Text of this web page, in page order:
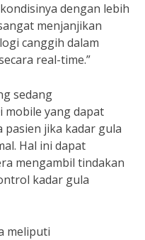
dengan lebih
menjanjikan
canggih dalam
real-time.”
sedang
mobile yang dapat
jika kadar gula
Hal ini dapat
mengambil tindakan
kadar gula
meliputi